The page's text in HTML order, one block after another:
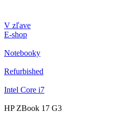
V zľave
E-shop
Notebooky
Refurbished
Intel Core i7
HP ZBook 17 G3